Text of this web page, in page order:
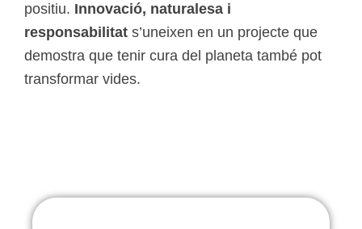
positiu. Innovació, naturalesa i
responsabilitat s’uneixen en un projecte que
demostra que tenir cura del planeta també pot
transformar vides.